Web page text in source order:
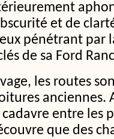
et de
pénétrant par
de sa Ford
les routes
anciennes.
entre les
que des